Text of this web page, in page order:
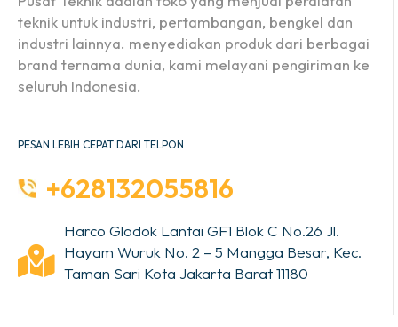
teknik untuk industri, pertambangan, bengkel dan
industri lainnya. menyediakan produk dari berbagai
brand ternama dunia, kami melayani pengiriman ke
seluruh Indonesia.
PESAN LEBIH CEPAT DARI TELPON
+628132055816
Harco Glodok Lantai GF1 Blok C No.26 Jl.
Hayam Wuruk No. 2 – 5 Mangga Besar, Kec.
Taman Sari Kota Jakarta Barat 11180